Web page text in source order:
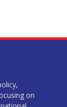
on